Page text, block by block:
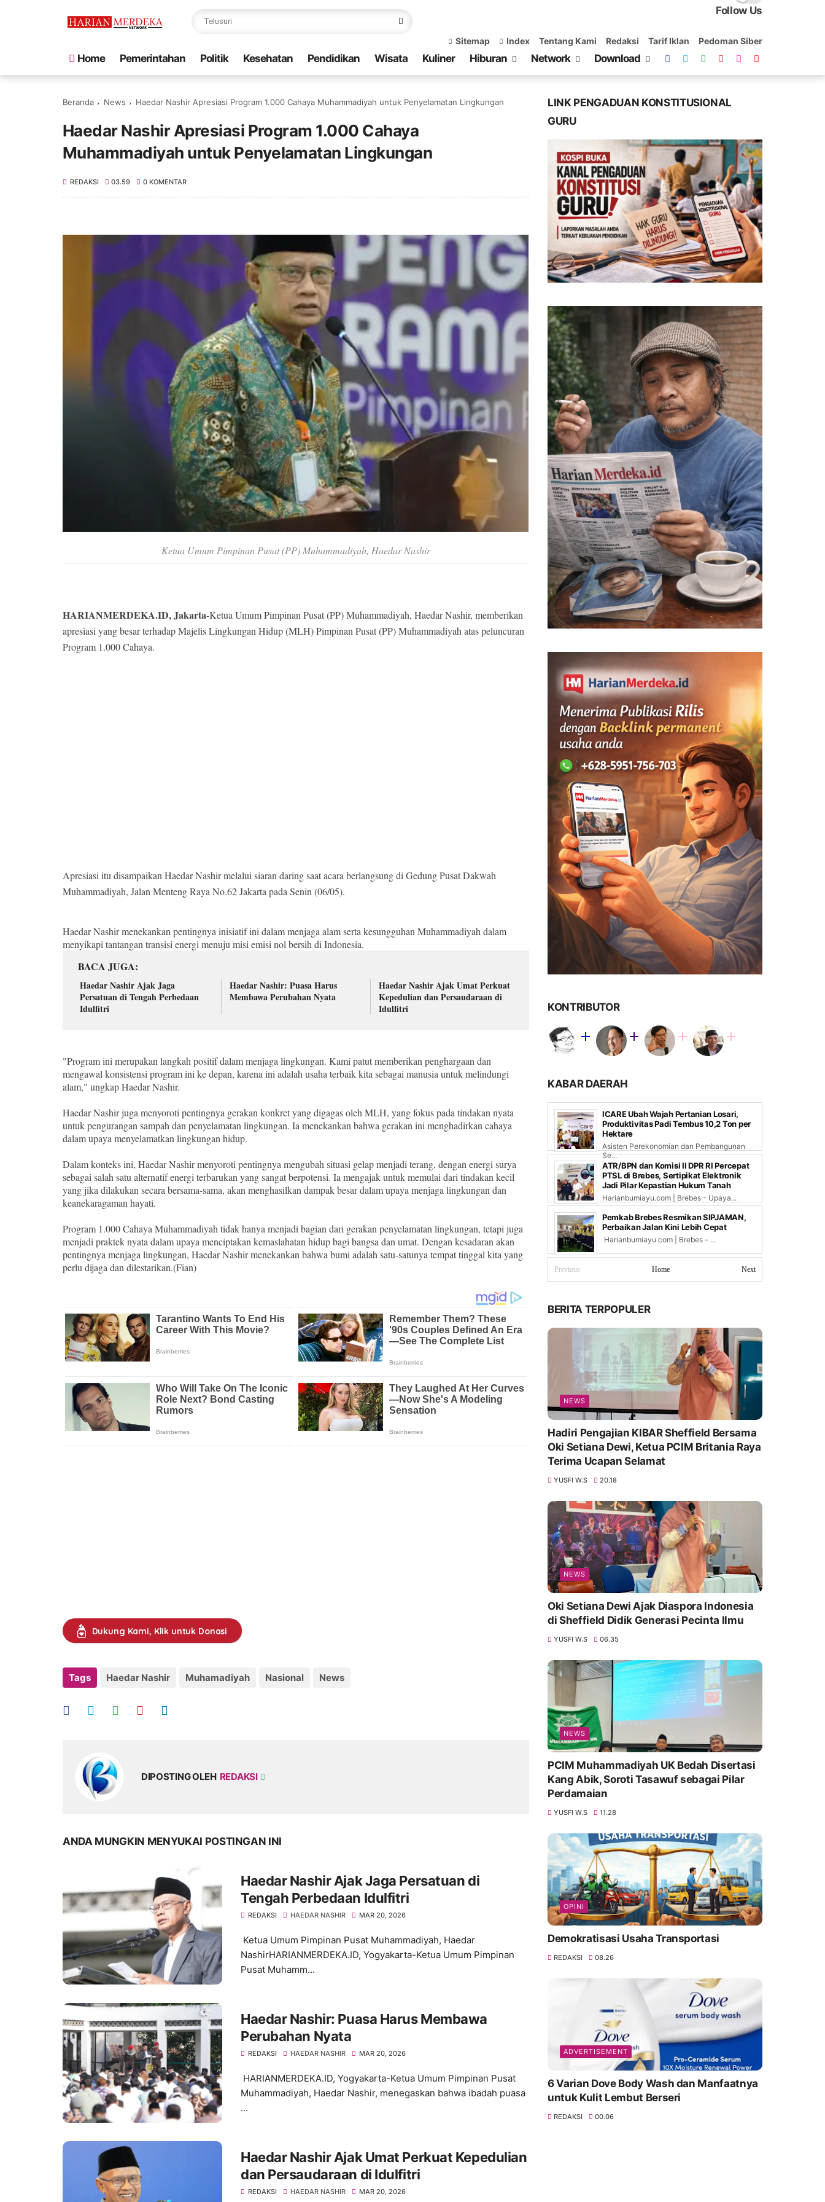
Follow Us
Sitemap Index Tentang Kami Redaksi Tarif Iklan Pedoman Siber
Home Pemerintahan Politik Kesehatan Pendidikan Wisata Kuliner Hiburan Network Download
Beranda News Haedar Nashir Apresiasi Program 1.000 Cahaya Muhammadiyah untuk Penyelamatan Lingkungan
Haedar Nashir Apresiasi Program 1.000 Cahaya
Muhammadiyah untuk Penyelamatan Lingkungan
REDAKSI 03.59 0 KOMENTAR
Ketua Umum Pimpinan Pusat (PP) Muhammadiyah, Haedar Nashir
HARIANMERDEKA.ID, Jakarta-Ketua Umum Pimpinan Pusat (PP) Muhammadiyah, Haedar Nashir, memberikan
apresiasi yang besar terhadap Majelis Lingkungan Hidup (MLH) Pimpinan Pusat (PP) Muhammadiyah atas peluncuran
Program 1.000 Cahaya.
Apresiasi itu disampaikan Haedar Nashir melalui siaran daring saat acara berlangsung di Gedung Pusat Dakwah
Muhammadiyah, Jalan Menteng Raya No.62 Jakarta pada Senin (06/05).
Haedar Nashir menekankan pentingnya inisiatif ini dalam menjaga alam serta kesungguhan Muhammadiyah dalam
menyikapi tantangan transisi energi menuju misi emisi nol bersih di Indonesia.
BACA JUGA
Haedar Nashir Ajak Jaga
Persatuan di Tengah Perbedaan
Idulfitri
Haedar Nashir: Puasa Harus
Membawa Perubahan Nyata
Haedar Nashir Ajak Umat Perkuat
Kepedulian dan Persaudaraan di
Idulfitri
"Program ini merupakan langkah positif dalam menjaga lingkungan. Kami patut memberikan penghargaan dan
mengawal konsistensi program ini ke depan, karena ini adalah usaha terbaik kita sebagai manusia untuk melindungi
alam," ungkap Haedar Nashir.
Haedar Nashir juga menyoroti pentingnya gerakan konkret yang digagas oleh MLH, yang fokus pada tindakan nyata
untuk pengurangan sampah dan penyelamatan lingkungan. Ia menekankan bahwa gerakan ini menghadirkan cahaya
dalam upaya menyelamatkan lingkungan hidup.
Dalam konteks ini, Haedar Nashir menyoroti pentingnya mengubah situasi gelap menjadi terang, dengan energi surya
sebagai salah satu alternatif energi terbarukan yang sangat berpotensi. Ia mengajak untuk memulai dari tindakan kecil
yang jika dilakukan secara bersama-sama, akan menghasilkan dampak besar dalam upaya menjaga lingkungan dan
keanekaragaman hayati.
Program 1.000 Cahaya Muhammadiyah tidak hanya menjadi bagian dari gerakan penyelamatan lingkungan, tetapi juga
menjadi praktek nyata dalam upaya menciptakan kemaslahatan hidup bagi bangsa dan umat. Dengan kesadaran akan
pentingnya menjaga lingkungan, Haedar Nashir menekankan bahwa bumi adalah satu-satunya tempat tinggal kita yang
perlu dijaga dan dilestarikan.(Fian)
Dukung Kami, Klik untuk Donasi
Tags Haedar Nashir Muhamadiyah Nasional News
DIPOSTING OLEH REDAKSI
ANDA MUNGKIN MENYUKAI POSTINGAN INI
Haedar Nashir Ajak Jaga Persatuan di
Tengah Perbedaan Idulfitri
REDAKSI HAEDAR NASHIR MAR 20, 2026
Ketua Umum Pimpinan Pusat Muhammadiyah, Haedar
NashirHARIANMERDEKA.ID, Yogyakarta-Ketua Umum Pimpinan
Pusat Muhamm...
Haedar Nashir: Puasa Harus Membawa
Perubahan Nyata
REDAKSI HAEDAR NASHIR MAR 20, 2026
HARIANMERDEKA.ID, Yogyakarta-Ketua Umum Pimpinan Pusat
Muhammadiyah, Haedar Nashir, menegaskan bahwa ibadah puasa
...
Haedar Nashir Ajak Umat Perkuat Kepedulian
dan Persaudaraan di Idulfitri
REDAKSI HAEDAR NASHIR MAR 20, 2026
LINK PENGADUAN KONSTITUSIONAL
GURU
KONTRIBUTOR
KABAR DAERAH
ICARE Ubah Wajah Pertanian Losari,
Produktivitas Padi Tembus 10,2 Ton per
Hektare
Asisten Perekonomian dan Pembangunan
Se...
ATR/BPN dan Komisi II DPR RI Percepat
PTSL di Brebes, Sertipikat Elektronik
Jadi Pilar Kepastian Hukum Tanah
Harianbumiayu.com | Brebes - Upaya...
Pemkab Brebes Resmikan SIPJAMAN,
Perbaikan Jalan Kini Lebih Cepat
Harianbumiayu.com | Brebes - ...
Previous Next
Home
BERITA TERPOPULER
NEWS
Hadiri Pengajian KIBAR Sheffield Bersama
Oki Setiana Dewi, Ketua PCIM Britania Raya
Terima Ucapan Selamat
YUSFI W.S 20.18
NEWS
Oki Setiana Dewi Ajak Diaspora Indonesia
di Sheffield Didik Generasi Pecinta Ilmu
YUSFI W.S 06.35
NEWS
PCIM Muhammadiyah UK Bedah Disertasi
Kang Abik, Soroti Tasawuf sebagai Pilar
Perdamaian
YUSFI W.S 11.28
OPINI
Demokratisasi Usaha Transportasi
REDAKSI 08.26
ADVERTISEMENT
6 Varian Dove Body Wash dan Manfaatnya
untuk Kulit Lembut Berseri
REDAKSI 00.06